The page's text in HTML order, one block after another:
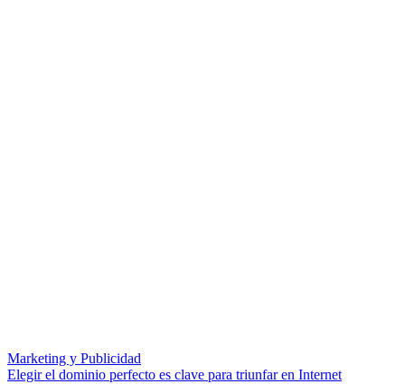
Marketing y Publicidad
Elegir el dominio perfecto es clave para triunfar en Internet